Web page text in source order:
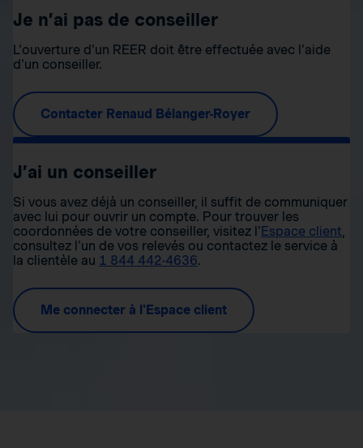
Je n’ai pas de conseiller
L'ouverture d'un REER doit être effectuée avec l'aide
d'un conseiller.
Contacter Renaud Bélanger-Royer
J’ai un conseiller
Si vous avez déjà un conseiller, il suffit de communiquer
avec lui pour ouvrir un compte. Pour trouver les
coordonnées de votre conseiller, visitez l' Espace client,
consultez l'un de vos relevés ou contactez le service à
la clientèle au 1 844 442-4636.
Me connecter à l'Espace client